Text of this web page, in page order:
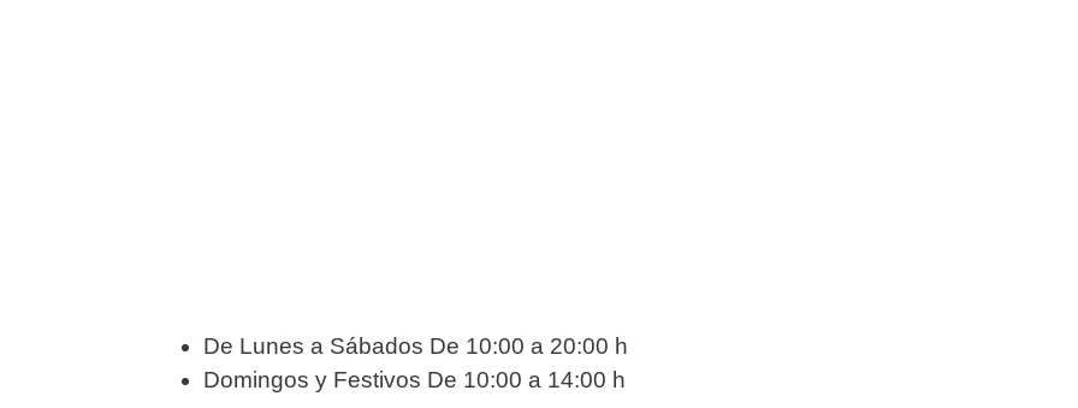
De Lunes a Sábados De 10:00 a 20:00 h
Domingos y Festivos De 10:00 a 14:00 h